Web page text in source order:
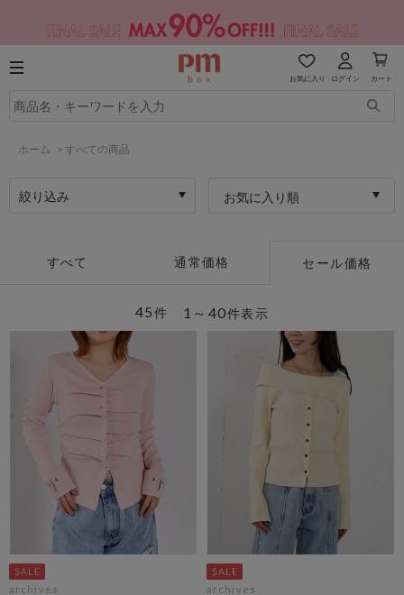
お気に入り ログイン カート
ホーム > すべての商品
絞り込み お気に入り順
すべて 通常価格 セール価格
1～40件表示
45件
archives archives